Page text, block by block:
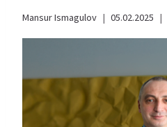
Mansur Ismagulov 05.02.2025